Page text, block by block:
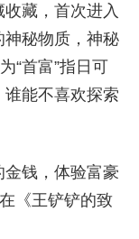
藏，首次进入
秘物质，神秘
“首富”指日可
能不喜欢探索
钱，体验富豪
《王铲铲的致